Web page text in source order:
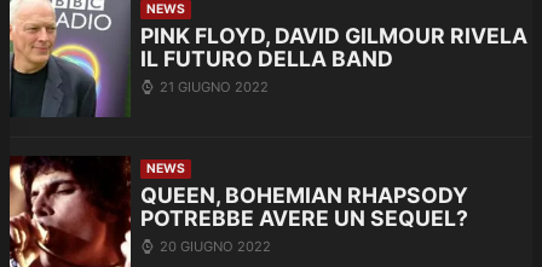
NEWS
PINK FLOYD, DAVID GILMOUR RIVELA
IL FUTURO DELLA BAND
21 GIUGNO 2022
NEWS
QUEEN, BOHEMIAN RHAPSODY
POTREBBE AVERE UN SEQUEL?
20 GIUGNO 2022